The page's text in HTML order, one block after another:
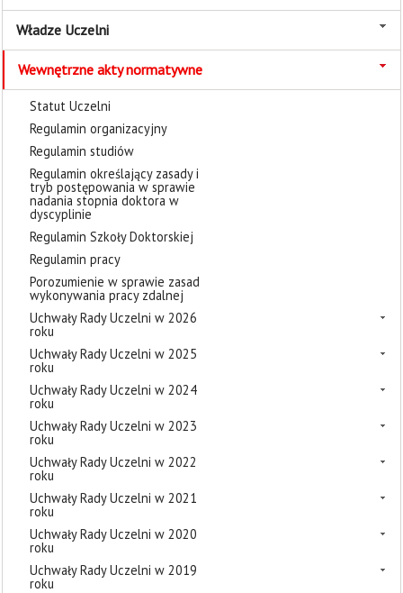
Władze Uczelni
Wewnętrzne akty normatywne
Statut Uczelni
Regulamin organizacyjny
Regulamin studiów
Regulamin określający zasady i
tryb postępowania w sprawie
nadania stopnia doktora w
dyscyplinie
Regulamin Szkoły Doktorskiej
Regulamin pracy
Porozumienie w sprawie zasad
wykonywania pracy zdalnej
Uchwały Rady Uczelni w 2026
roku
Uchwały Rady Uczelni w 2025
roku
Uchwały Rady Uczelni w 2024
roku
Uchwały Rady Uczelni w 2023
roku
Uchwały Rady Uczelni w 2022
roku
Uchwały Rady Uczelni w 2021
roku
Uchwały Rady Uczelni w 2020
roku
Uchwały Rady Uczelni w 2019
roku